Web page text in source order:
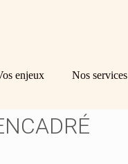
enjeux Nos services